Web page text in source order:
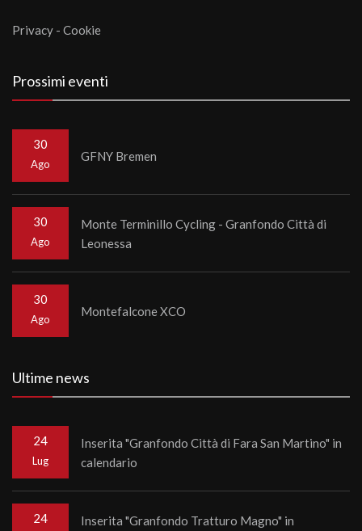
Privacy - Cookie
Prossimi eventi
30
Ago
GFNY Bremen
30
Ago
Monte Terminillo Cycling - Granfondo Città di
Leonessa
30
Ago
Montefalcone XCO
Ultime news
24
Lug
Inserita "Granfondo Città di Fara San Martino" in
calendario
24
Inserita "Granfondo Tratturo Magno" in